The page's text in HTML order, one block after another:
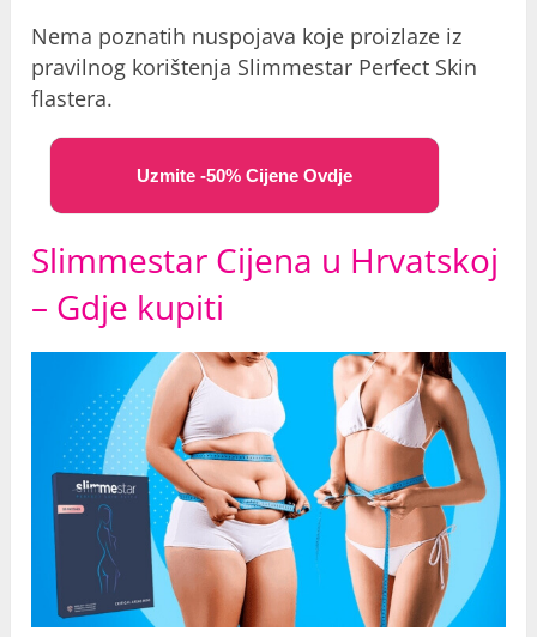
Nema poznatih nuspojava koje proizlaze iz
pravilnog korištenja Slimmestar Perfect Skin
flastera.
Uzmite -50% Cijene Ovdje
Slimmestar Cijena u Hrvatskoj
– Gdje kupiti